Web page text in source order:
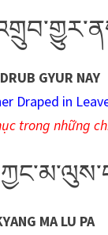
GYUR NAY
Draped in
trong những
MA LU PA